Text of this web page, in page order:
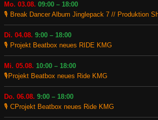
Mo. 03.08. 09:00 – 18:00
🎙️ Break Dancer Album Jinglepack 7 // Produktion
Di. 04.08. 9:00 – 18:00
🎙️ Projekt Beatbox neues RIDE KMG
Mi. 05.08. 10:00 – 18:00
🎙️Projekt Beatbox neues Ride KMG
Do. 06.08. 9:00 – 18:00
🎙️ CProjekt Beatbox neues Ride KMG